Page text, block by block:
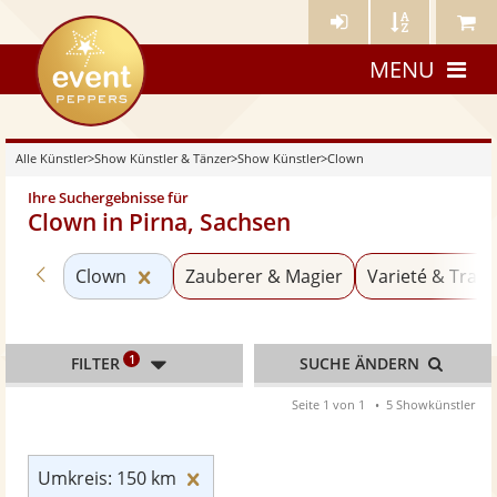
Künstler- Künstler Meine
eventpeppers
MENU
Alle Künstler>Show Künstler & Tänzer>Show Künstler>Clown
Ihre Suchergebnisse für
Clown in Pirna, Sachsen
Zurück zu «Show Künstler»
Clown Kategorie «Clown» zurücksetzen
Zauberer & Magier Varieté &
Umkreis: 150 km
FILTER 1 SUCHE ÄNDERN
Seite 1 von 1 5 Showkünstler